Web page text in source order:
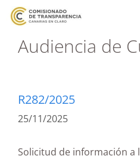
Audiencia de
R282/2025
25/11/2025
Solicitud de información a